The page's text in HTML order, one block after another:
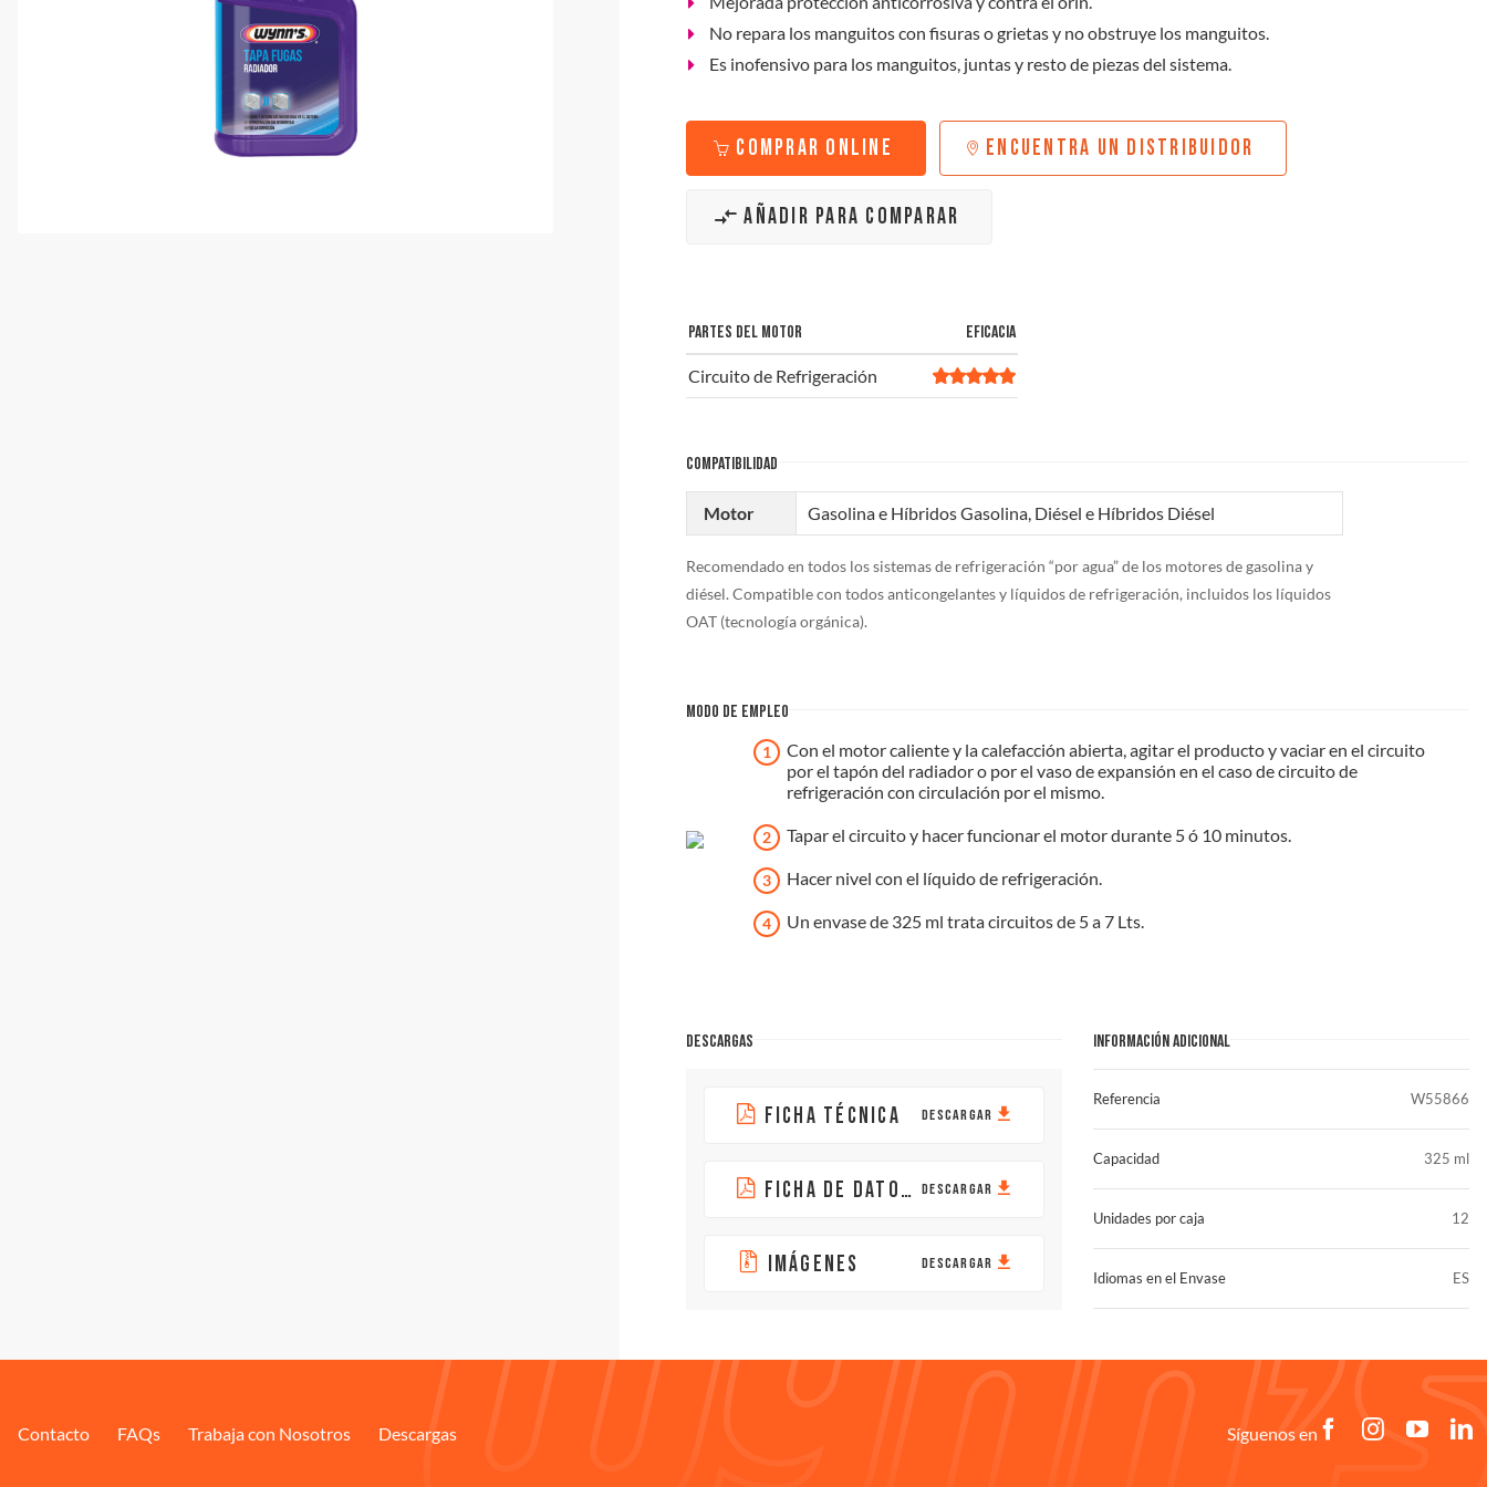
No repara los manguitos con fisuras o grietas y no obstruye los manguitos.
Es inofensivo para los manguitos, juntas y resto de piezas del sistema.
COMPRAR ONLINE ENCUENTRA UN DISTRIBUIDOR
AÑADIR PARA COMPARAR
PARTES DEL MOTOR EFICACIA
Circuito de Refrigeración
COMPATIBILIDAD
Motor Gasolina e Híbridos Gasolina, Diésel e Híbridos Diésel
Recomendado en todos los sistemas de refrigeración “por agua” de los motores de gasolina y
diésel. Compatible con todos anticongelantes y líquidos de refrigeración, incluidos los líquidos
OAT (tecnología orgánica).
MODO DE EMPLEO
Con el motor caliente y la calefacción abierta, agitar el producto y vaciar en el circuito
por el tapón del radiador o por el vaso de expansión en el caso de circuito de
refrigeración con circulación por el mismo.
Tapar el circuito y hacer funcionar el motor durante 5 ó 10 minutos.
Hacer nivel con el líquido de refrigeración.
Un envase de 325 ml trata circuitos de 5 a 7 Lts.
DESCARGAS
FICHA TÉCNICA DESCARGAR
FICHA DE DATOS DE SEGURIDAD DESCARGAR
IMÁGENES DESCARGAR
INFORMACIÓN ADICIONAL
Referencia
Capacidad
Unidades por caja
Idiomas en el Envase
W55866
325 ml
12
ES
Contacto FAQs Trabaja con Nosotros Descargas Síguenos en